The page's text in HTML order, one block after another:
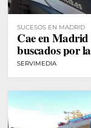
SUCESOS EN MADRID
Cae en Madrid
buscados por
SERVIMEDIA